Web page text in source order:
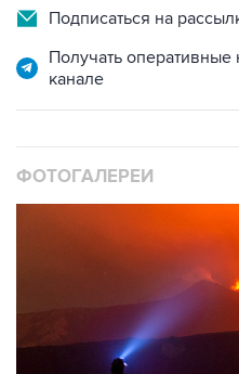
Получать